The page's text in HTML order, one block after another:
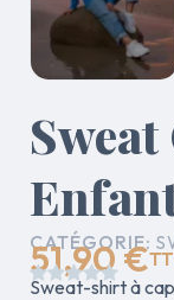
CATÉGORIE
51,90 €

Sweat-shirt à